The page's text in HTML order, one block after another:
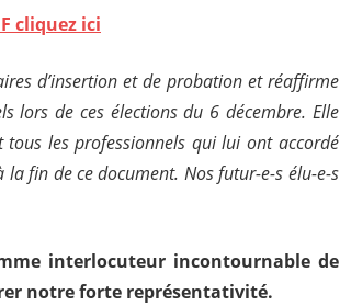
cliquez ici
d’insertion et de probation et réaffirme
lors de ces élections du 6 décembre. Elle
tous les professionnels qui lui ont accordé
fin de ce document. Nos futur-e-s élu-e-s
interlocuteur incontournable de
notre forte représentativité.